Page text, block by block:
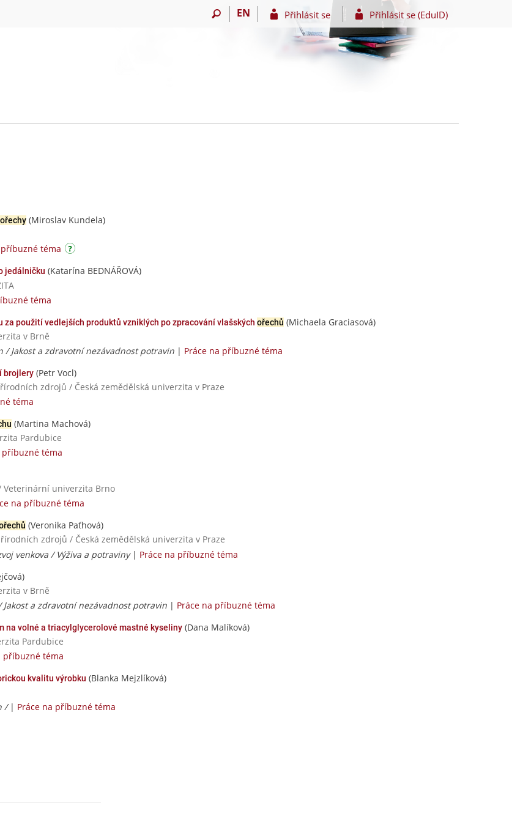
EN Přihlásit se Přihlásit se (EduID)
ořechy (Miroslav Kundela)
téma
jedálničku (Katarína BEDNÁŘOVÁ)
téma
použití vedlejších produktů vzniklých po zpracování vlašských ořechů (Michaela Graciasová)
v Brně
/ Jakost a zdravotní nezávadnost potravin | Práce na příbuzné téma
brojlery (Petr Vocl)
zdrojů / Česká zemědělská univerzita v Praze
téma
(Martina Machová)
Pardubice
příbuzné téma
Veterinární univerzita Brno
na příbuzné téma
(Veronika Paťhová)
zdrojů / Česká zemědělská univerzita v Praze
venkova / Výživa a potraviny| Práce na příbuzné téma
v Brně
a zdravotní nezávadnost potravin | Práce na příbuzné téma
na volné a triacylglycerolové mastné kyseliny (Dana Malíková)
Pardubice
příbuzné téma
kvalitu výrobku (Blanka Mejzlíková)
/ | Práce na příbuzné téma